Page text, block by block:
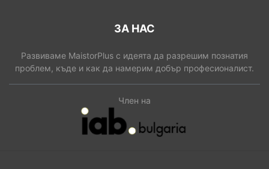
ЗА НАС
Развиваме MaistorPlus с идеята да разрешим познатия
проблем, къде и как да намерим добър професионалист.
Член на